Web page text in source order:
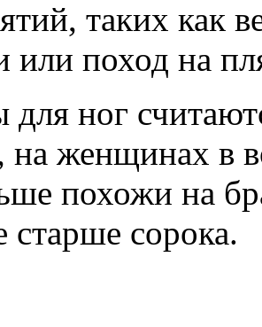
таких как
или поход на
для ног
на женщинах в
похожи на
сорока.